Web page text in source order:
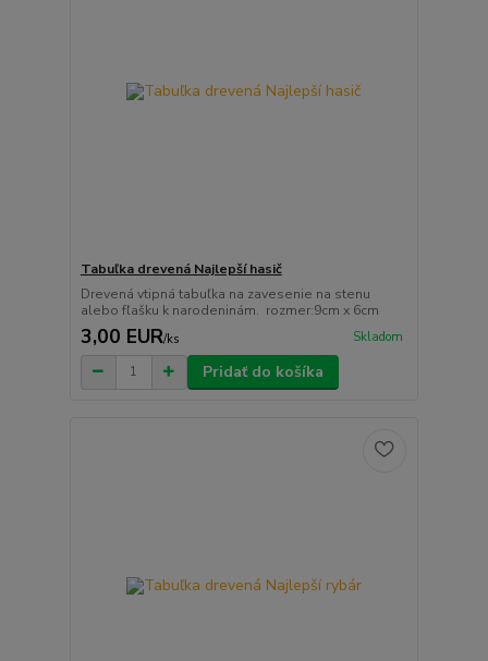
Tabuľka drevená Najlepší hasič
Drevená vtipná tabuľka na zavesenie na stenu
alebo fľašku k narodeninám. rozmer:9cm x 6cm
3,00 EUR/ks Skladom
Pridať do košíka